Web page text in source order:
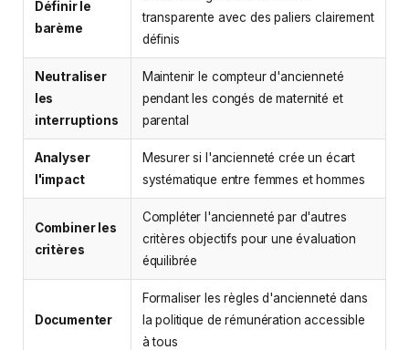
Définir le
barème
transparente avec des paliers clairement
définis
Neutraliser
les
interruptions
Maintenir le compteur d'ancienneté
pendant les congés de maternité et
parental
Analyser
l'impact
Mesurer si l'ancienneté crée un écart
systématique entre femmes et hommes
Combiner les
critères
Compléter l'ancienneté par d'autres
critères objectifs pour une évaluation
équilibrée
Documenter
Formaliser les règles d'ancienneté dans
la politique de rémunération accessible
à tous